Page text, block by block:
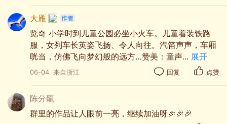
大雁
览奇 小学时到儿童公园必坐小火车。儿童着装铁路
服，女列车长英姿飞扬、令人向往。汽笛声声，车厢
咣当，仿佛飞向梦幻般的远方…赞美：童声... 展开
06-04 来自浙江 回复 点赞
陈分龍
群里的作品让人眼前一亮，继续加油呀🎉🎉🎉